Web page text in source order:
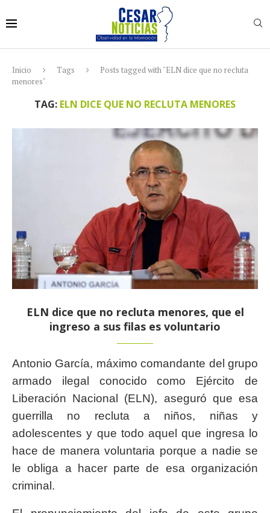
Inicio Tags
Posts tagged with "ELN dice que no recluta
menores"
TAG: ELN DICE QUE NO RECLUTA MENORES
ELN dice que no recluta menores, que el
ingreso a sus filas es voluntario
Antonio García, máximo comandante del grupo
armado ilegal conocido como Ejército de
Liberación Nacional (ELN), aseguró que esa
guerrilla no recluta a niños, niñas y
adolescentes y que todo aquel que ingresa lo
hace de manera voluntaria porque a nadie se
le obliga a hacer parte de esa organización
criminal.